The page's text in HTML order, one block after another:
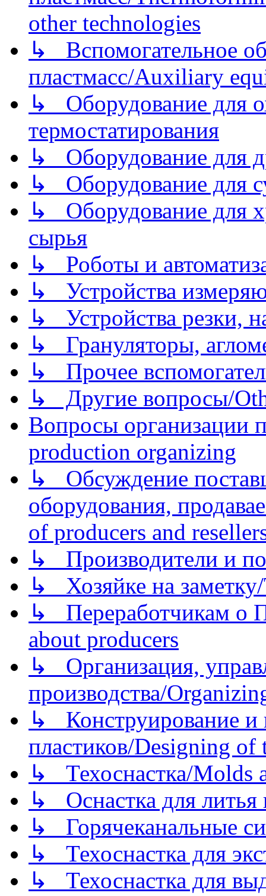
other technologies
↳ Вспомогательное
пластмасс/Auxiliary
↳ Оборудование для
термостатирования
↳ Оборудование для
↳ Оборудование для
↳ Оборудование для
сырья
↳ Роботы и
↳ Устройства
↳ Устройства резки,
↳ Грануляторы,
↳ Прочее
↳ Другие вопросы/
Вопросы организации
production organizing
↳ Обсуждение
оборудования,
of producers and
↳ Производители и
↳ Хозяйке на
↳ Переработчикам о
about producers
↳ Организация,
производства/
↳ Конструирование и
пластиков/Designing of
↳ Техоснастка/Molds
↳ Оснастка для литья
↳ Горячеканальные
↳ Техоснастка для
↳ Техоснастка для